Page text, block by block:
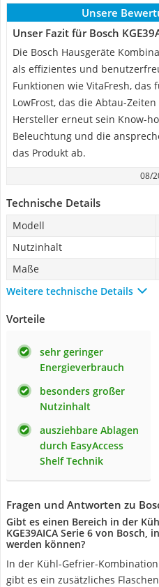
Unsere
Unser Fazit für Bosch
Die Bosch Hausgeräte
als effizientes und
Funktionen wie VitaFresh,
LowFrost, das die Abtau-
Hersteller erneut sein Know-
Beleuchtung und die
das Produkt ab.
08/
Technische Details
Modell
Nutzinhalt
Maße
Weitere technische Details
Vorteile
sehr geringer
Energieverbrauch
besonders großer
Nutzinhalt
ausziehbare Ablagen
durch EasyAccess
Shelf Technik
Fragen und Antworten zu
Gibt es einen Bereich in der
KGE39AICA Serie 6 von Bosch,
werden können?
In der Kühl-Gefrier-Kombination
gibt es ein zusätzliches